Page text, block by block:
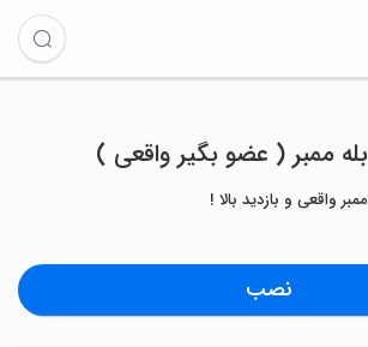
‏‏‏بله ممبر ( عضو بگیر واقعی )
ممبر واقعی و بازدید بالا !
نصب